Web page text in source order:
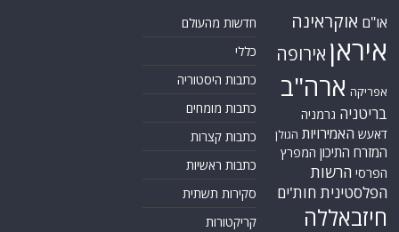
או"ם אוקראינה
איראן אירופה
אפריקה ארה"ב
בריטניה גרמניה
דאעש האמירויות הגולן
המזרח התיכון המפרץ
הפרסי הרשות
הפלסטינית חות'ים
חיזבאללה
חדשות מהעולם
כללי
כתבות היסטוריה
כתבות מומחים
כתבות קצרות
כתבות ראשיות
סקירות תשתית
קריקטורות